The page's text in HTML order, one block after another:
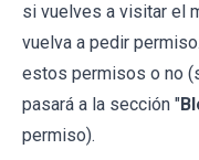
si vuelves a visitar el
vuelva a pedir
estos permisos o no
pasará a la sección "
permiso).